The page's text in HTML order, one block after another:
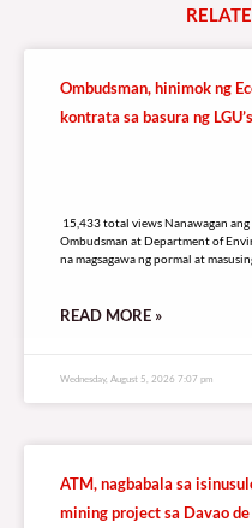
Ombudsman, hinimok ng
kontrata sa basura ng LGU’s
15,433 total views Nanawagan
Ombudsman at Department of
na magsagawa ng pormal at
READ MORE »
Wednesday, August 5, 2026 7:07 pm
ATM, nagbabala sa
mining project sa Davao